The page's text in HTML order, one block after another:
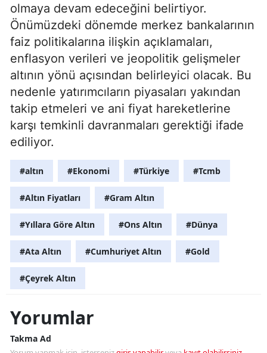
olmaya devam edeceğini belirtiyor.
Önümüzdeki dönemde merkez bankalarının
faiz politikalarına ilişkin açıklamaları,
enflasyon verileri ve jeopolitik gelişmeler
altının yönü açısından belirleyici olacak. Bu
nedenle yatırımcıların piyasaları yakından
takip etmeleri ve ani fiyat hareketlerine
karşı temkinli davranmaları gerektiği ifade
ediliyor.
#altın #Ekonomi #Türkiye #Tcmb
#Altın Fiyatları #Gram Altın
#Yıllara Göre Altın #Ons Altın #Dünya
#Ata Altın #Cumhuriyet Altın #Gold
#Çeyrek Altın
Yorumlar
Takma Ad